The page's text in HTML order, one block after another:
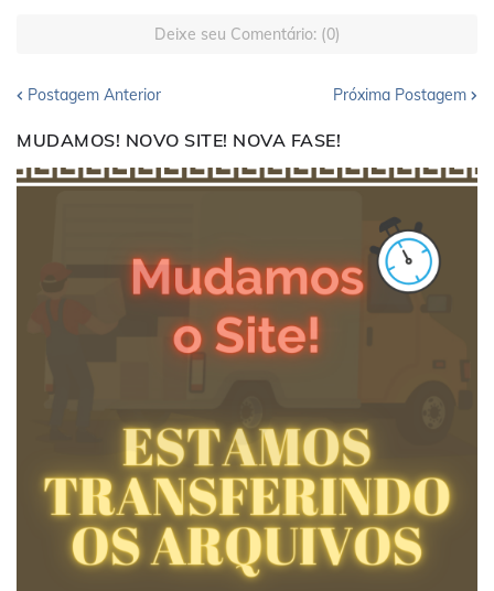
Deixe seu Comentário: (0)
Postagem Anterior Próxima Postagem
MUDAMOS! NOVO SITE! NOVA FASE!